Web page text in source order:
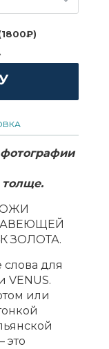
толще.
ЗОЛОТА.
для
или
это